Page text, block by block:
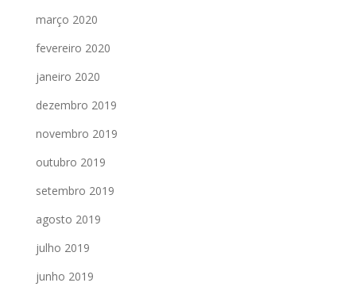
março 2020
fevereiro 2020
janeiro 2020
dezembro 2019
novembro 2019
outubro 2019
setembro 2019
agosto 2019
julho 2019
junho 2019